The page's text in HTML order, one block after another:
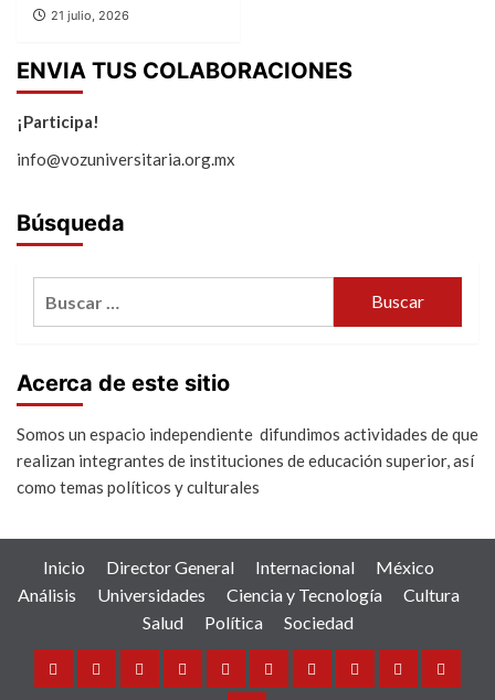
21 julio, 2026
ENVIA TUS COLABORACIONES
¡Participa!
info@vozuniversitaria.org.mx
Búsqueda
Acerca de este sitio
Somos un espacio independiente difundimos actividades de que
realizan integrantes de instituciones de educación superior, así
como temas políticos y culturales
Inicio Director General Internacional
México
Análisis
Universidades Ciencia y Tecnología
Cultura
Salud
Política Sociedad
Inicio DirectorInternacional
MéxicoAnálisisUniversidades
CienciaCulturaSalud Política